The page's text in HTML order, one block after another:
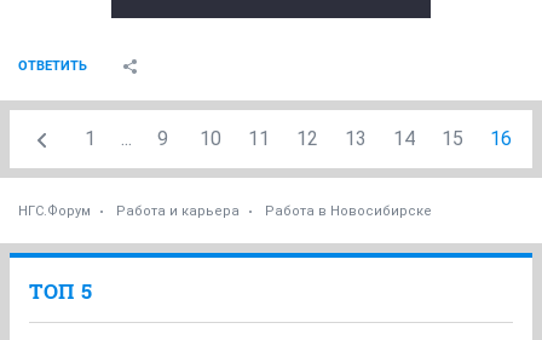
ОТВЕТИТЬ
1 ... 9 10 11 12 13 14 15 16
НГС.Форум Работа и карьера Работа в Новосибирске
ТОП 5